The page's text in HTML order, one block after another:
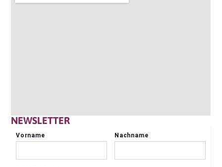
NEWSLETTER